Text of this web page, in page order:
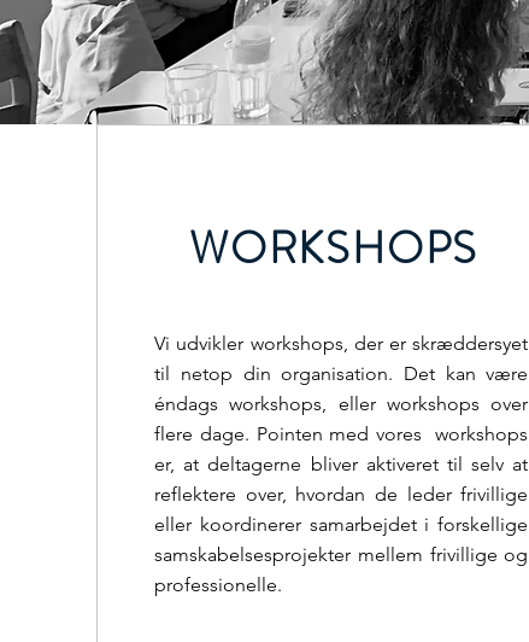
WORKSHOPS
Vi udvikler workshops, der er skræddersyet
til netop din organisation. Det kan være
éndags workshops, eller workshops over
flere dage. Pointen med vores workshops
er, at deltagerne bliver aktiveret til selv at
reflektere over, hvordan de leder frivillige
eller koordinerer samarbejdet i forskellige
samskabelsesprojekter mellem frivillige og
professionelle.